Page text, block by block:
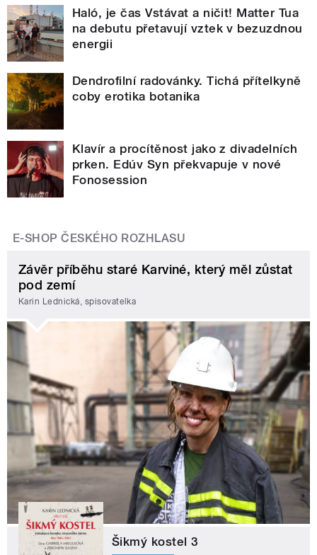
Haló, je čas Vstávat a ničit! Matter Tua
na debutu přetavují vztek v bezuzdnou
energii
Dendrofilní radovánky. Tichá přítelkyně
coby erotika botanika
Klavír a procítěnost jako z divadelních
prken. Edúv Syn překvapuje v nové
Fonosession
E-SHOP ČESKÉHO ROZHLASU
Závěr příběhu staré Karviné, který měl zůstat
pod zemí
Karin Lednická, spisovatelka
Šikmý kostel 3